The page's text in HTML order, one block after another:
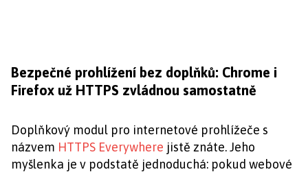
Bezpečné prohlížení bez doplňků: Chrome i
Firefox už HTTPS zvládnou samostatně
Doplňkový modul pro internetové prohlížeče s
názvem HTTPS Everywhere jistě znáte. Jeho
myšlenka je v podstatě jednoduchá: pokud webové